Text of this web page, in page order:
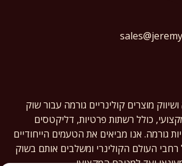
מוצרים קולינריים גורמה עבור שוק
כולל רשתות פרטיות, דליקטסים
גורמה. אנו מביאים את הטעמים הייחודיים
רחבי העולם הקולינרי ומשלבים אותם בשוק
ועד למטבח המקצועי.